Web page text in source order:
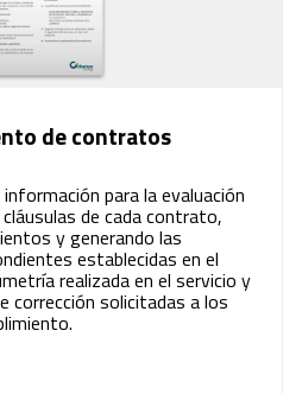
de contratos
para la evaluación
de cada contrato,
y generando las
establecidas en el
realizada en el servicio y
corrección solicitadas a los